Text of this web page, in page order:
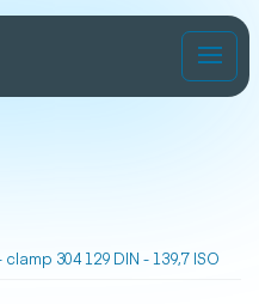
304 129 DIN - 139,7 ISO